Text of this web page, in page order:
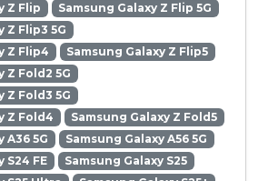
Z Flip
Samsung Galaxy Z Flip 5G
Z Flip3 5G
Z Flip4
Samsung Galaxy Z Flip5
Z Fold2 5G
Z Fold3 5G
Z Fold4
Samsung Galaxy Z Fold5
A36 5G
Samsung Galaxy A56 5G
S24 FE
Samsung Galaxy S25